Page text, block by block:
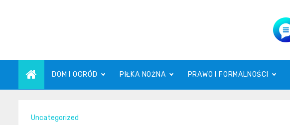
DOM I OGRÓD PIŁKA NOŻNA PRAWO I FORMALNOŚCI
Uncategorized